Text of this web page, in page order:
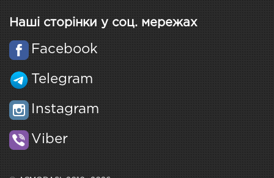
Наші сторінки у соц. мережах
Facebook
Telegram
Instagram
Viber